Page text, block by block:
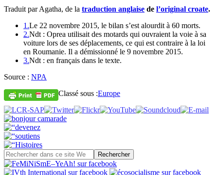
Traduit par Agatha, de la traduction anglaise de l’original croate.
1.Le 22 novembre 2015, le bilan s’est alourdit à 60 morts.
2.Ndt : Oprea utilisait des motards qui ouvraient la voie à sa
voiture lors de ses déplacements, ce qui est contraire à la loi
en Roumanie. Il a démissionné le 9 novembre 2015.
3.Ndt : en français dans le texte.
Source : NPA
Classé sous :Europe